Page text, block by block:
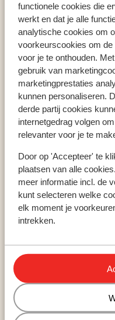
functionele cookies die
werkt en dat je alle
analytische cookies om
voorkeurscookies om de
voor je te onthouden.
gebruik van
marketingprestaties
kunnen personaliseren.
derde partij cookies
internetgedrag volgen
relevanter voor je te
Door op 'Accepteer' te
plaatsen van alle
meer informatie incl. de
kunt selecteren welke
elk moment je
intrekken.